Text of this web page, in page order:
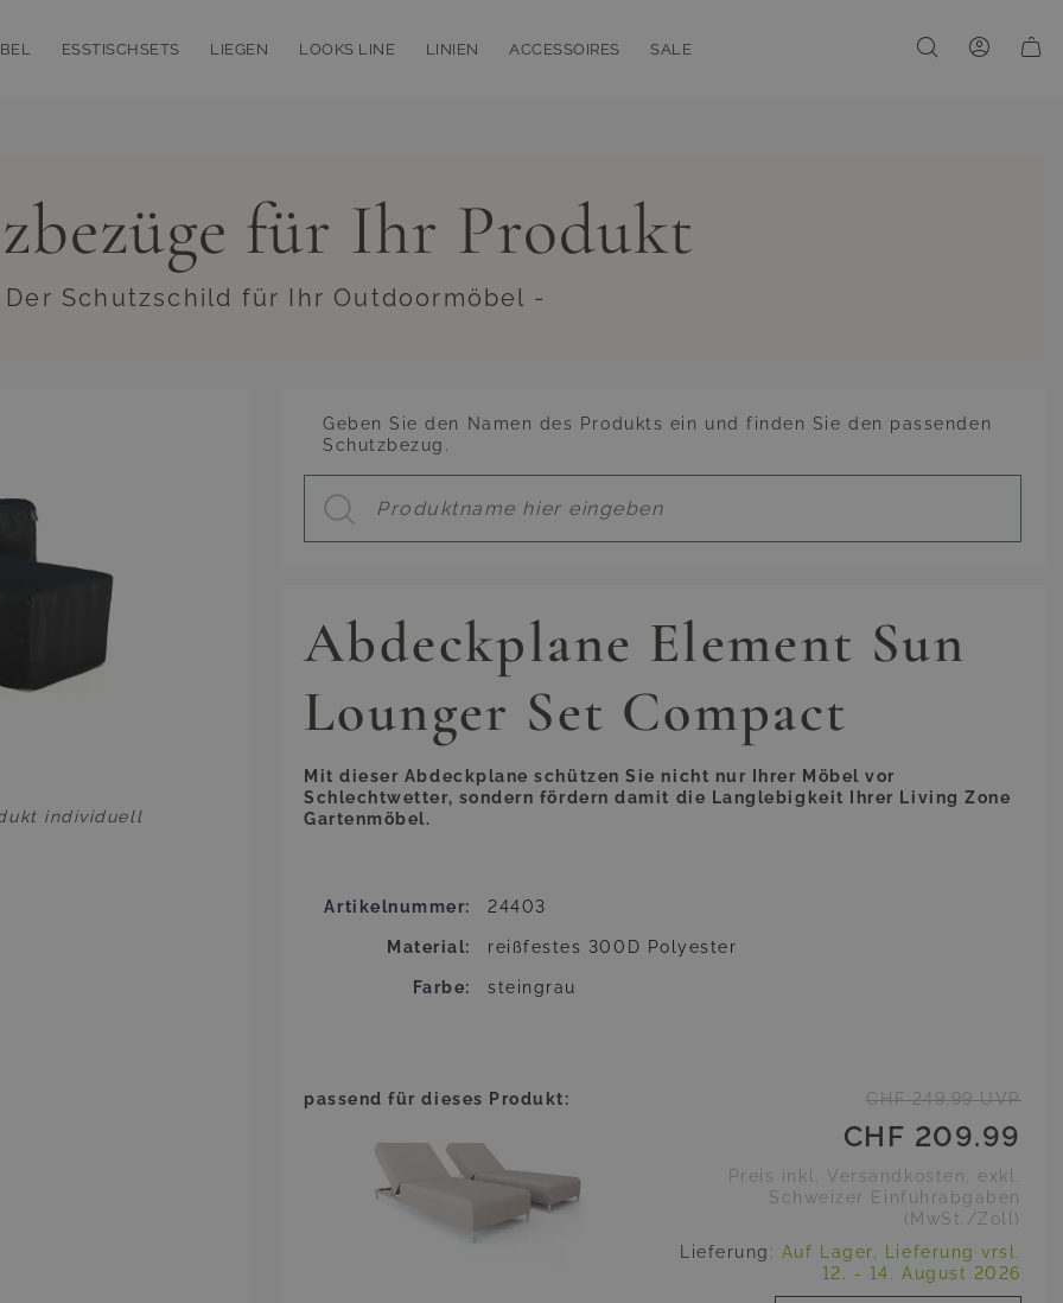
ESSTISCHSETS LIEGEN LOOKS LINE LINIEN ACCESSOIRES SALE
für Ihr Produkt
Der Schutzschild für Ihr Outdoormöbel -
individuell
Geben Sie den Namen des Produkts ein und finden Sie den passenden
Schutzbezug.
Abdeckplane Element Sun
Lounger Set Compact
Mit dieser Abdeckplane schützen Sie nicht nur Ihrer Möbel vor
Schlechtwetter, sondern fördern damit die Langlebigkeit Ihrer Living Zone
Gartenmöbel.
Artikelnummer 24403
Material reißfestes 300D Polyester
Farbe steingrau
passend für dieses Produkt: CHF 249.99UVP
CHF 209.99
Preis inkl. Versandkosten, exkl.
Schweizer Einfuhrabgaben
(MwSt./Zoll)
Lieferung : Auf Lager,
Lieferung vrsl.
12. - 14. August 2026